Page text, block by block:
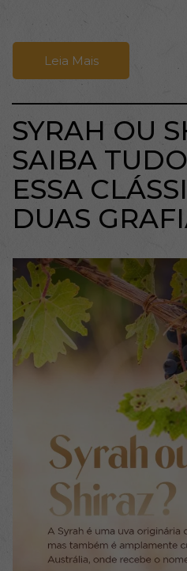
Leia Mais
SYRAH OU
SAIBA
ESSA
DUAS